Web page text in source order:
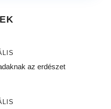
az erdészet